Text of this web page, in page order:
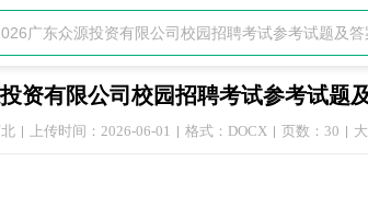
资有限公司校园招聘考试参考试题
上传时间：2026-06-01 格式：DOCX 页数：30